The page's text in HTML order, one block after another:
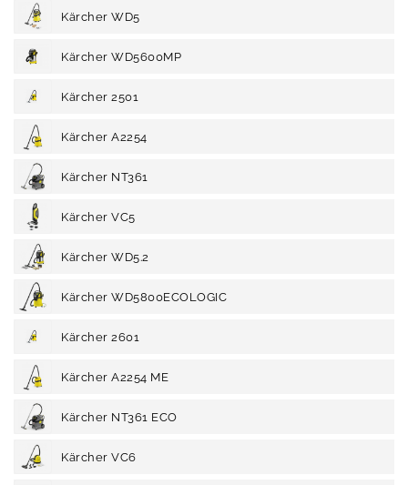
Kärcher WD5
Kärcher WD5600MP
Kärcher 2501
Kärcher A2254
Kärcher NT361
Kärcher VC5
Kärcher WD5.2
Kärcher WD5800ECOLOGIC
Kärcher 2601
Kärcher A2254 ME
Kärcher NT361 ECO
Kärcher VC6